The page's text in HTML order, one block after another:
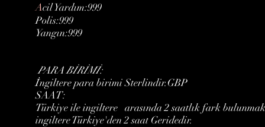
Acil Yardım:999
Polis:999
Yangın:999
PARA BİRİMİ:
İngiltere para birimi Sterlindir.GBP
SAAT:
Türkiye ile ingiltere arasında 2 saatlık fark
ingiltere Türkiye'den 2 saat Geridedir.